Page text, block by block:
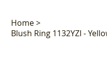
Home>
Blush Ring 1132YZI -